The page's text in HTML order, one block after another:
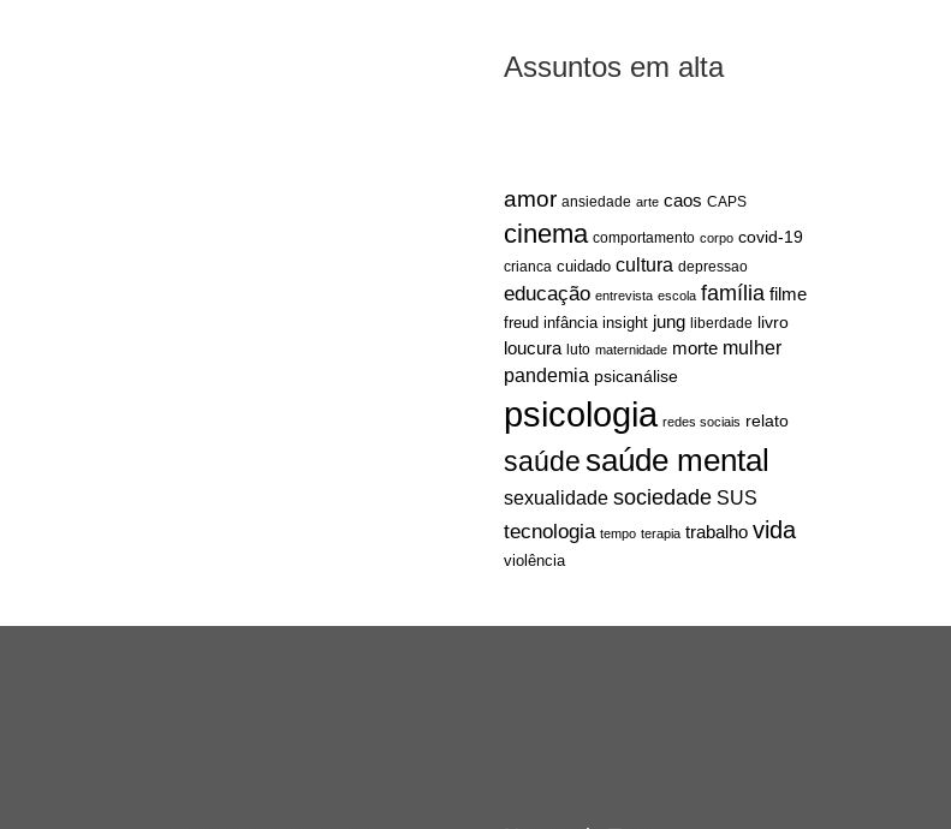
Assuntos em alta
amor ansiedade arte caos CAPS
cinema comportamento corpo covid-19
crianca cuidado cultura depressao
educação entrevista escola família filme
freud infância insight jung liberdade livro
loucura luto maternidade morte mulher
pandemia psicanálise
psicologia redes sociais relato
saúdesaúde mental
sexualidade sociedade SUS
tecnologia tempo terapia trabalho vida
violência